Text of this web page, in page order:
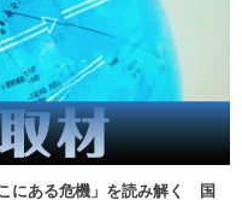
にある危機」を読み解く 国